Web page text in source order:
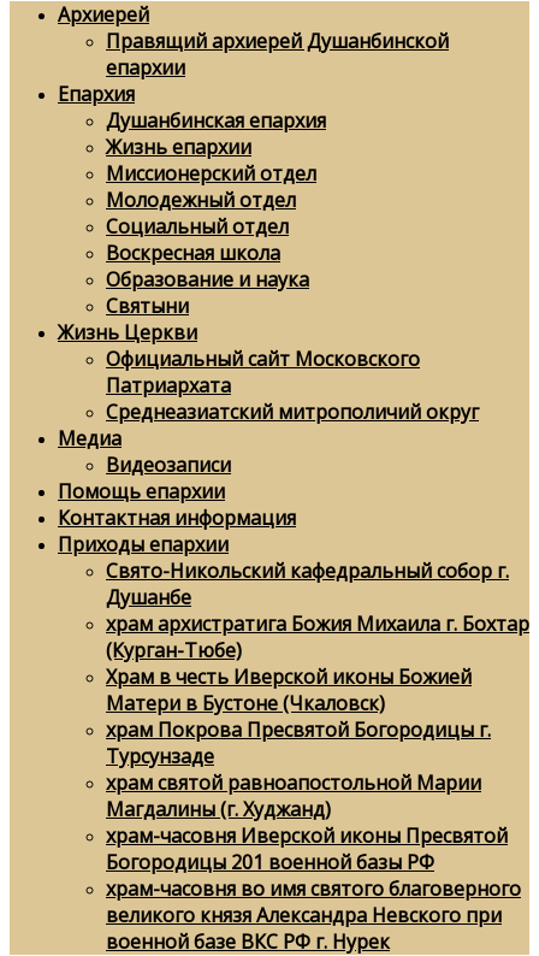
Архиерей
Правящий архиерей Душанбинской
епархии
Епархия
Душанбинская епархия
Жизнь епархии
Миссионерский отдел
Молодежный отдел
Социальный отдел
Воскресная школа
Образование и наука
Святыни
Жизнь Церкви
Официальный сайт Московского
Патриархата
Среднеазиатский митрополичий округ
Медиа
Видеозаписи
Помощь епархии
Контактная информация
Приходы епархии
Свято-Никольский кафедральный собор г.
Душанбе
храм архистратига Божия Михаила г. Бохтар
(Курган-Тюбе)
Храм в честь Иверской иконы Божией
Матери в Бустоне (Чкаловск)
храм Покрова Пресвятой Богородицы г.
Турсунзаде
храм святой равноапостольной Марии
Магдалины (г. Худжанд)
храм-часовня Иверской иконы Пресвятой
Богородицы 201 военной базы РФ
храм-часовня во имя святого благоверного
великого князя Александра Невского при
военной базе ВКС РФ г. Нурек